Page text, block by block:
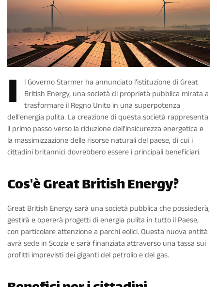
I
l Governo Starmer ha annunciato l'istituzione di Great
British Energy, una società di proprietà pubblica mirata a
trasformare il Regno Unito in una superpotenza
dell'energia pulita. La creazione di questa società rappresenta
il primo passo verso la riduzione dell'insicurezza energetica e
la massimizzazione delle risorse naturali del paese, di cui i
cittadini britannici dovrebbero essere i principali beneficiari.
Cos'è Great British Energy?
Great British Energy sarà una società pubblica che possiederà,
gestirà e opererà progetti di energia pulita in tutto il Paese,
con particolare attenzione a parchi eolici. Questa nuova entità
avrà sede in Scozia e sarà finanziata attraverso una tassa sui
profitti imprevisti dei giganti del petrolio e del gas.